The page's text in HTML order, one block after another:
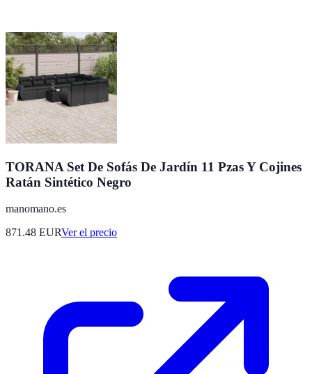
TORANA Set De Sofás De Jardín 11 Pzas Y Cojines
Ratán Sintético Negro
manomano.es
871.48 EURVer el precio